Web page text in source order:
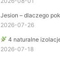
Jesion – dlaczego
2026-07-26
4 naturalne
2026-07-18